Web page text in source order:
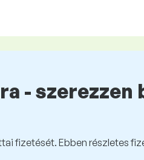
-
fizetését. Ebben részletes